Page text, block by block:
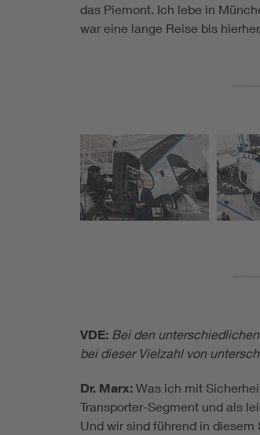
das Piemont. Ich lebe in
war eine lange Reise bis
VDE: Bei den
bei dieser Vielzahl von
Dr. Marx: Was ich mit
Transporter-Segment und als
Und wir sind führend in